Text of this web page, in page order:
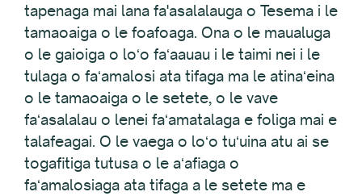
tapenaga mai lana fa'asalalauga o Tesema i le
tamaoaiga o le foafoaga. Ona o le maualuga
o le gaioiga o loʻo faʻaauau i le taimi nei i le
tulaga o faʻamalosi ata tifaga ma le atinaʻeina
o le tamaoaiga o le setete, o le vave
faʻasalalau o lenei faʻamatalaga e foliga mai e
talafeagai. O le vaega o loʻo tuʻuina atu ai se
togafitiga tutusa o le aʻafiaga o
faʻamalosiaga ata tifaga a le setete ma e